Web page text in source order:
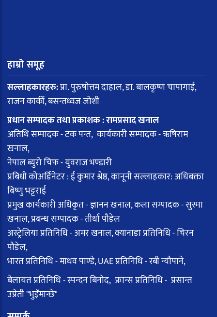
हाम्रो समूह
सल्लाहकारहरु:प्रा. पुरुषोत्तम दाहाल, डा. बालकृष्ण चापागाईं,
राजन कार्की, बसन्तध्वज जोशी
प्रधान सम्पादक तथा प्रकाशक : रामप्रसाद खनाल
अतिथि सम्पादक - टंक पन्त, कार्यकारी सम्पादक - ऋषिराम
खनाल,
नेपाल ब्युरो चिफ - युवराज भण्डारी
प्रबिधी कोअर्डिनेटर : ई कुमार श्रेष्ठ, कानूनी सल्लाहकार: अधिबक्ता
बिष्णु भट्टराई
प्रमुख कार्यकारी अधिकृत - ज्ञानन खनाल, कला सम्पादक - सुस्मा
खनाल, प्रबन्ध सम्पादक - तीर्था पौडेल
अस्ट्रेलिया प्रतिनिधि - अमर खनाल, क्यानाडा प्रतिनिधि - चिरन
पौडेल,
भारत प्रतिनिधि - माधव पाण्डे, UAE प्रतिनिधि - रबी न्यौपाने,
बेलायत प्रतिनिधि - स्पन्दन बिनोद, फ्रान्स प्रतिनिधि - प्रसान्त
उप्रेती "भुइँमान्छे"